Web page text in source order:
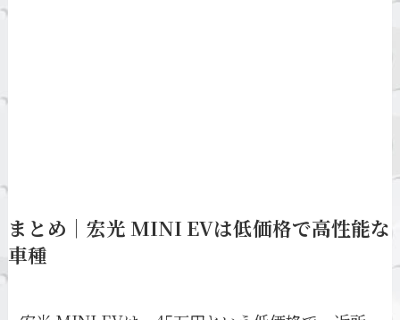
まとめ｜宏光 MINI EVは低価格で高性能な
車種